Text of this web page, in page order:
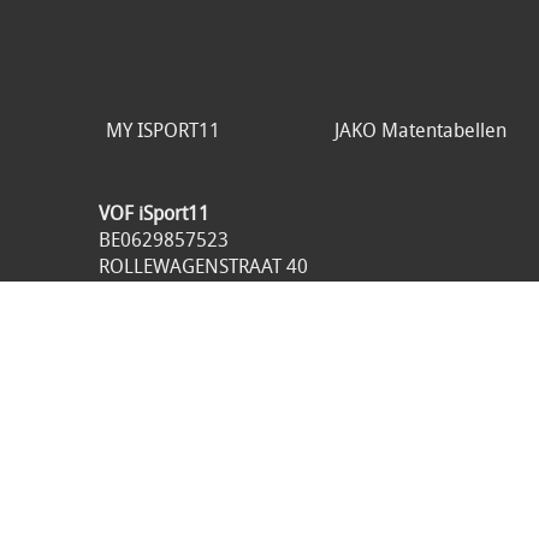
MY ISPORT11 JAKO Matentabellen
VOF iSport11
BE0629857523
ROLLEWAGENSTRAAT 40